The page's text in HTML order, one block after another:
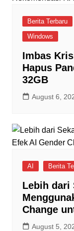
Berita Terbaru
Windows
Imbas
Hapus
32GB
August 6,
AI Berita
Lebih dari
Change
August 5,